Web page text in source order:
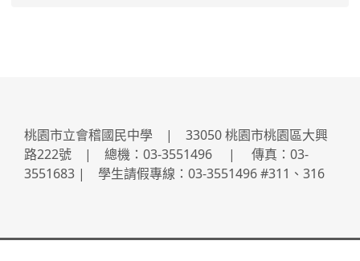
桃園市立會稽國民中學 | 33050 桃園市桃園區大興
路222號 | 總機：03-3551496 | 傳真：03-
3551683 | 學生請假專線：03-3551496 #311、316